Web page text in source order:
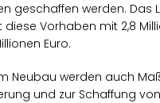
geschaffen werden. Das
diese Vorhaben mit 2,8
Euro.
Neubau werden auch
und zur Schaffung